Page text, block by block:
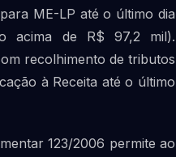
ME-LP até o último dia
acima de R$ 97,2 mil).
recolhimento de tributos
à Receita até o último
123/2006 permite ao